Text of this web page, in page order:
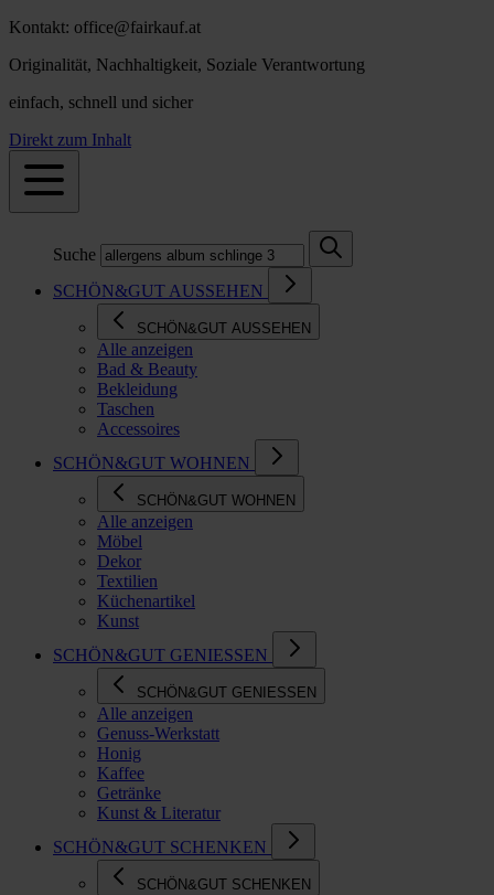
Kontakt: office@fairkauf.at
Originalität, Nachhaltigkeit, Soziale Verantwortung
einfach, schnell und sicher
Direkt zum Inhalt
Suche
SCHÖN&GUT AUSSEHEN
SCHÖN&GUT AUSSEHEN
Alle anzeigen
Bad & Beauty
Bekleidung
Taschen
Accessoires
SCHÖN&GUT WOHNEN
SCHÖN&GUT WOHNEN
Alle anzeigen
Möbel
Dekor
Textilien
Küchenartikel
Kunst
SCHÖN&GUT GENIESSEN
SCHÖN&GUT GENIESSEN
Alle anzeigen
Genuss-Werkstatt
Honig
Kaffee
Getränke
Kunst & Literatur
SCHÖN&GUT SCHENKEN
SCHÖN&GUT SCHENKEN